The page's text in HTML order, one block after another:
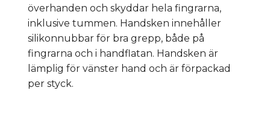
överhanden och skyddar hela fingrarna,
inklusive tummen. Handsken innehåller
silikonnubbar för bra grepp, både på
fingrarna och i handflatan. Handsken är
lämplig för vänster hand och är förpackad
per styck.